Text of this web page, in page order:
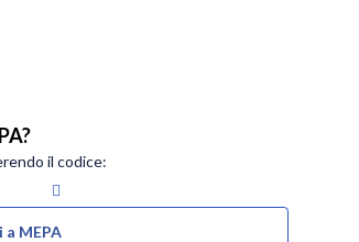
il codice:
a MEPA